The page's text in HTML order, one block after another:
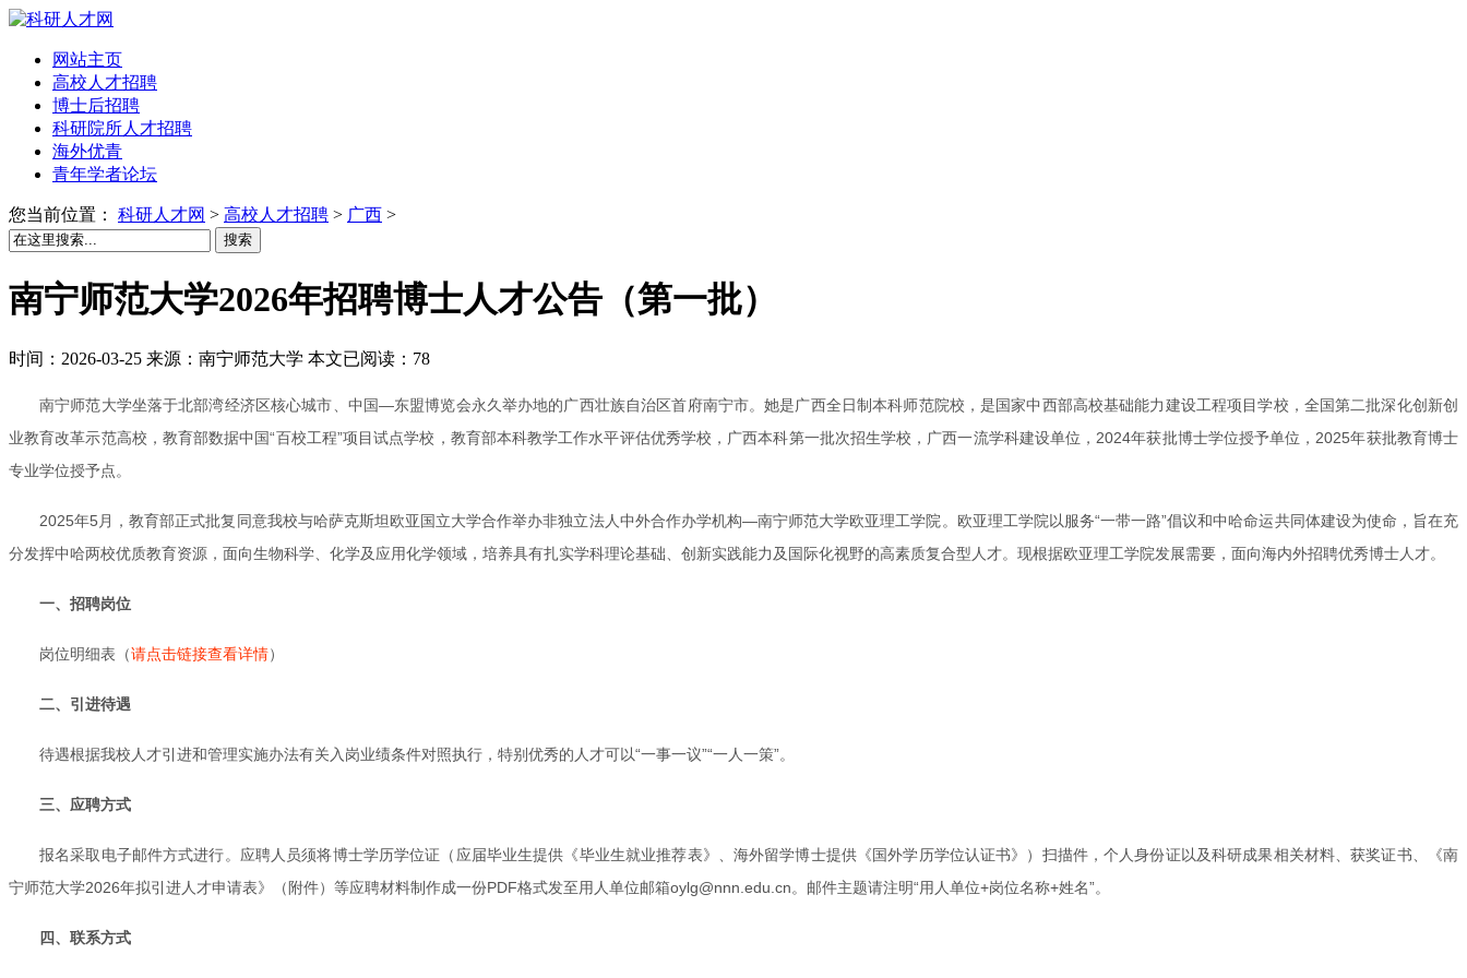
网站主页
高校人才招聘
博士后招聘
科研院所人才招聘
海外优青
青年学者论坛
您当前位置： 科研人才网 > 高校人才招聘 > 广西 >
搜索
南宁师范大学2026年招聘博士人才公告（第一批）
时间：2026-03-25 来源：南宁师范大学 本文已阅读：78
南宁师范大学坐落于北部湾经济区核心城市、中国—东盟博览会永久举办地的广西壮族自治区首府南宁市。她是广西全日制本科师范院校，是国家中西部高校基础能力建设工程项目学校，全国第二批深化创新创
业教育改革示范高校，教育部数据中国“百校工程”项目试点学校，教育部本科教学工作水平评估优秀学校，广西本科第一批次招生学校，广西一流学科建设单位，2024年获批博士学位授予单位，2025年获批教育博士
专业学位授予点。
2025年5月，教育部正式批复同意我校与哈萨克斯坦欧亚国立大学合作举办非独立法人中外合作办学机构—南宁师范大学欧亚理工学院。欧亚理工学院以服务“一带一路”倡议和中哈命运共同体建设为使命，旨在充
分发挥中哈两校优质教育资源，面向生物科学、化学及应用化学领域，培养具有扎实学科理论基础、创新实践能力及国际化视野的高素质复合型人才。现根据欧亚理工学院发展需要，面向海内外招聘优秀博士人才。
一、招聘岗位
岗位明细表（请点击链接查看详情）
二、引进待遇
待遇根据我校人才引进和管理实施办法有关入岗业绩条件对照执行，特别优秀的人才可以“一事一议”“一人一策”。
三、应聘方式
报名采取电子邮件方式进行。应聘人员须将博士学历学位证（应届毕业生提供《毕业生就业推荐表》、海外留学博士提供《国外学历学位认证书》）扫描件，个人身份证以及科研成果相关材料、获奖证书、《南
宁师范大学2026年拟引进人才申请表》（附件）等应聘材料制作成一份PDF格式发至用人单位邮箱oylg@nnn.edu.cn。邮件主题请注明“用人单位+岗位名称+姓名”。
四、联系方式